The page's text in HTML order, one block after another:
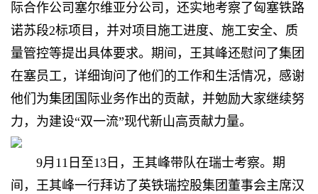
际合作公司塞尔维亚分公司，还实地考察了匈塞铁路
诺苏段2标项目，并对项目施工进度、施工安全、质
量管控等提出具体要求。期间，王其峰还慰问了集团
在塞员工，详细询问了他们的工作和生活情况，感谢
他们为集团国际业务作出的贡献，并勉励大家继续努
力，为建设“双一流”现代新山高贡献力量。
9月11日至13日，王其峰带队在瑞士考察。期
间，王其峰一行拜访了英铁瑞控股集团董事会主席汉